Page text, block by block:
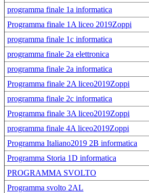
programma finale 1a informatica
Programma finale 1A liceo 2019Zoppi
programma finale 1c informatica
programma finale 2a elettronica
programma finale 2a informatica
Programma finale 2A liceo2019Zoppi
programma finale 2c informatica
Programma finale 3A liceo2019Zoppi
programma finale 4A liceo2019Zoppi
Programma Italiano2019 2B informatica
Programma Storia 1D informatica
PROGRAMMA SVOLTO
Programma svolto 2AL